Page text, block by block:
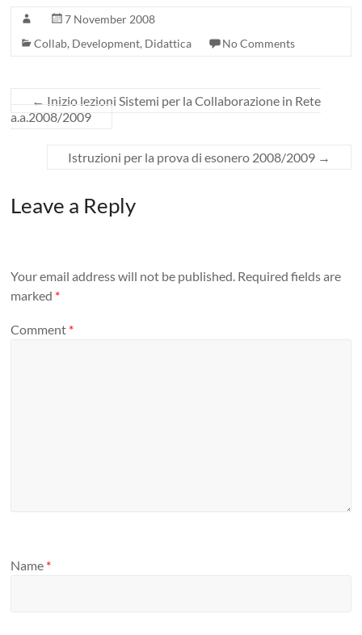
7 November 2008
Collab, Development, Didattica No Comments
← Inizio lezioni Sistemi per la Collaborazione in Rete
a.a.2008/2009
Istruzioni per la prova di esonero 2008/2009 →
Leave a Reply
Your email address will not be published. Required fields are
marked *
Comment *
Name *